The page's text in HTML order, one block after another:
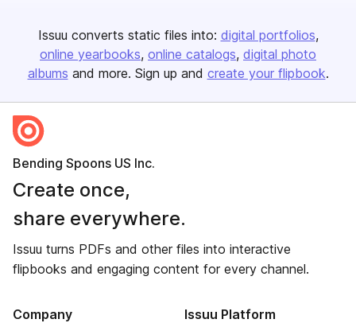
Issuu converts static files into: digital portfolios
online yearbooks online catalogs digital photo
albums and more. Sign up and create your flipbook.
Bending Spoons US Inc.
Create once,
share everywhere.
Issuu turns PDFs and other files into interactive
flipbooks and engaging content for every channel.
Company Issuu Platform